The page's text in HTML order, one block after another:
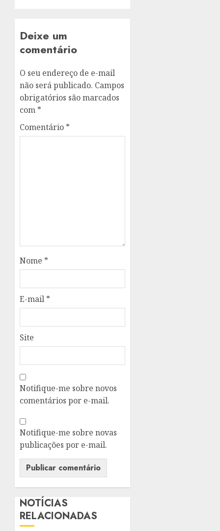
Deixe um
comentário
O seu endereço de e-mail
não será publicado. Campos
obrigatórios são marcados
com *
Comentário *
Nome *
E-mail *
Site
Notifique-me sobre novos
comentários por e-mail.
Notifique-me sobre novas
publicações por e-mail.
NOTÍCIAS
RELACIONADAS